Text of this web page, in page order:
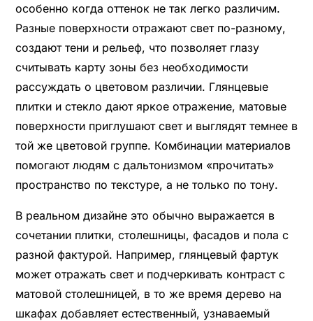
особенно когда оттенок не так легко различим.
Разные поверхности отражают свет по-разному,
создают тени и рельеф, что позволяет глазу
считывать карту зоны без необходимости
рассуждать о цветовом различии. Глянцевые
плитки и стекло дают яркое отражение, матовые
поверхности приглушают свет и выглядят темнее в
той же цветовой группе. Комбинации материалов
помогают людям с дальтонизмом «прочитать»
пространство по текстуре, а не только по тону.
В реальном дизайне это обычно выражается в
сочетании плитки, столешницы, фасадов и пола с
разной фактурой. Например, глянцевый фартук
может отражать свет и подчеркивать контраст с
матовой столешницей, в то же время дерево на
шкафах добавляет естественный, узнаваемый